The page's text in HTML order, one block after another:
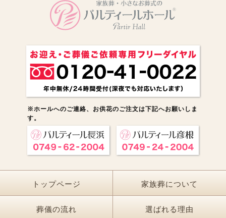
※ホールへのご連絡、お供花のご注文は下記へお願いしま
す。
トップページ 家族葬について
葬儀の流れ 選ばれる理由